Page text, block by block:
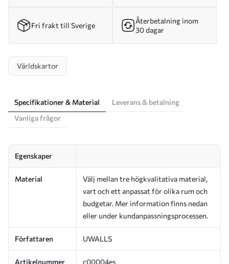
Fri frakt till Sverige
Återbetalning inom
30 dagar
Världskartor
Specifikationer & Material
Leverans & betalning
Vanliga frågor
Egenskaper
Material
Välj mellan tre högkvalitativa material,
vart och ett anpassat för olika rum och
budgetar. Mer information finns nedan
eller under kundanpassningsprocessen.
Författaren UWALLS
Artikelnummer c00004es